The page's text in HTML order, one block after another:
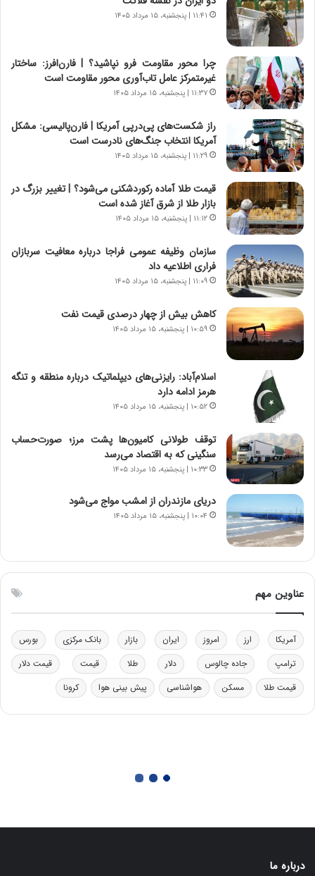
۱۱:۴۱ | پنجشنبه، ۱۵ مرداد ۱۴۰۵
چرا محور مقاومت فرو نپاشید؟ | فارن‌افرز: ساختار
غیرمتمرکز عامل تاب‌آوری محور مقاومت است
۱۱:۳۷ | پنجشنبه، ۱۵ مرداد ۱۴۰۵
راز شکست‌های پی‌درپی آمریکا | فارن‌پالیسی: مشکل
آمریکا انتخاب جنگ‌های نادرست است
۱۱:۲۹ | پنجشنبه، ۱۵ مرداد ۱۴۰۵
قیمت طلا آماده رکوردشکنی می‌شود؟ | تغییر بزرگ در
بازار طلا از شرق آغاز شده است
۱۱:۱۲ | پنجشنبه، ۱۵ مرداد ۱۴۰۵
سازمان وظیفه عمومی فراجا درباره معافیت سربازان
فراری اطلاعیه داد
۱۱:۰۹ | پنجشنبه، ۱۵ مرداد ۱۴۰۵
کاهش بیش از چهار درصدی قیمت نفت
۱۰:۵۹ | پنجشنبه، ۱۵ مرداد ۱۴۰۵
اسلام‌آباد: رایزنی‌های دیپلماتیک درباره منطقه و تنگه
هرمز ادامه دارد
۱۰:۵۲ | پنجشنبه، ۱۵ مرداد ۱۴۰۵
توقف طولانی کامیون‌ها پشت مرز؛ صورت‌حساب
سنگینی که به اقتصاد می‌رسد
۱۰:۳۳ | پنجشنبه، ۱۵ مرداد ۱۴۰۵
دریای مازندران از امشب مواج می‌شود
۱۰:۰۴ | پنجشنبه، ۱۵ مرداد ۱۴۰۵
عناوین مهم
آمریکا ارز امروز ایران بازار بانک مرکزی
بورس
ترامپ
جاده چالوس دلار طلا قیمت
قیمت دلار
قیمت طلا
مسکن هواشناسی پیش بینی هوا کرونا
درباره ما